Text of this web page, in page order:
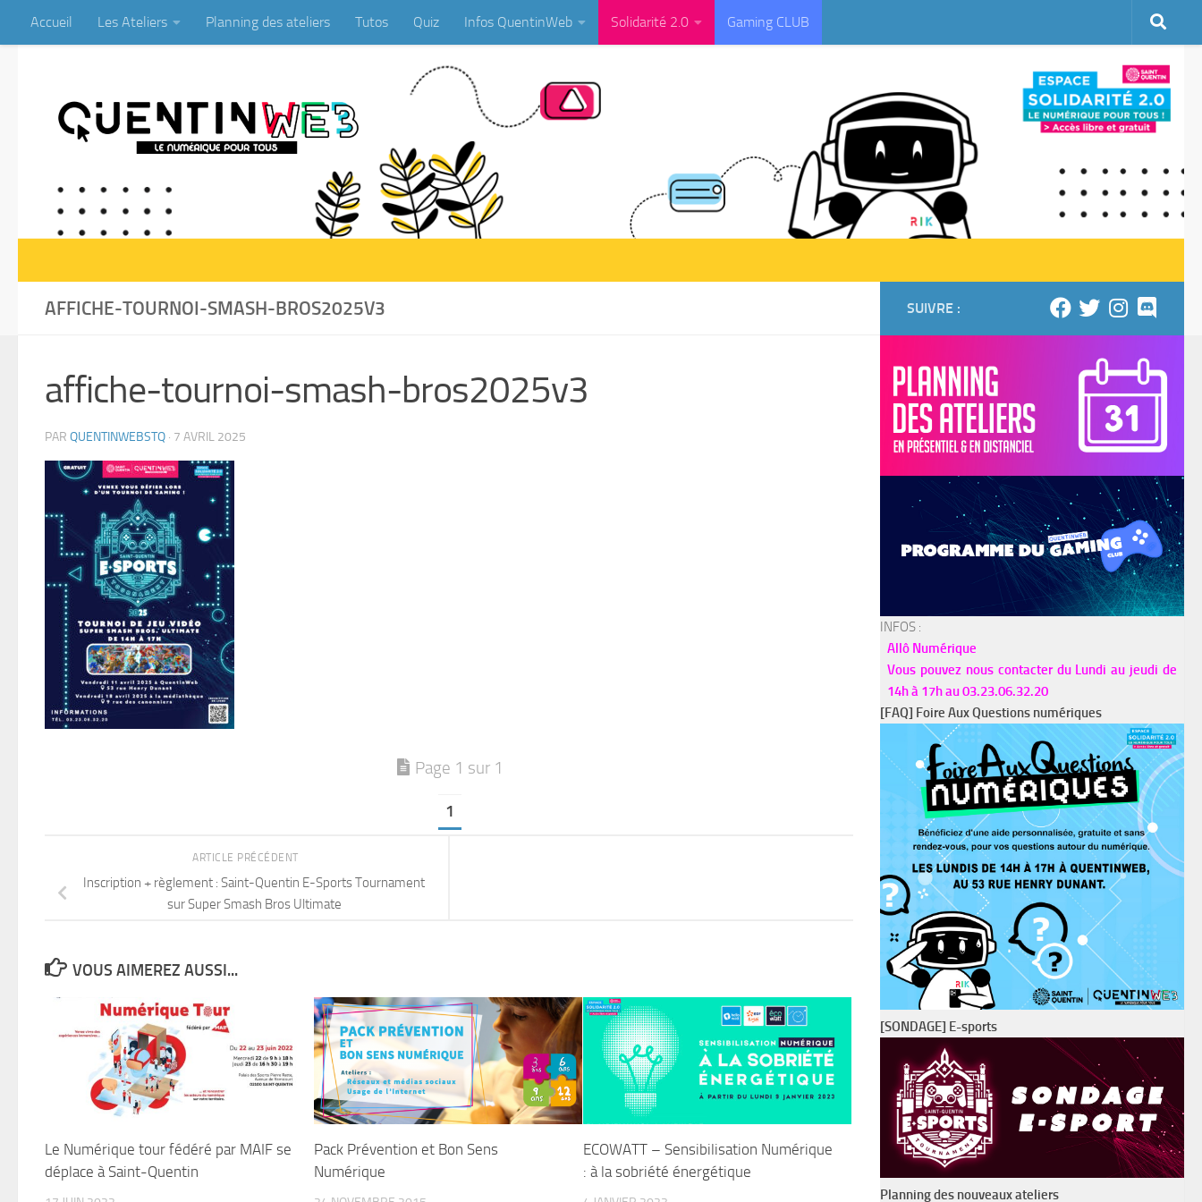
Skip to content
Accueil Les Ateliers Planning des ateliers Tutos Quiz Infos QuentinWeb Solidarité 2.0 Gaming CLUB
AFFICHE-TOURNOI-SMASH-BROS2025V3
affiche-tournoi-smash-bros2025v3
PAR QUENTINWEBSTQ · 7 AVRIL 2025
Page 1 sur 1
1
ARTICLE PRÉCÉDENT
Inscription + règlement : Saint-Quentin E-Sports Tournament
sur Super Smash Bros Ultimate
VOUS AIMEREZ AUSSI...
Le Numérique tour fédéré par MAIF se
déplace à Saint-Quentin
Pack Prévention et Bon Sens
Numérique
ECOWATT – Sensibilisation Numérique
: à la sobriété énergétique
SUIVRE :
INFOS :
Allô Numérique
Vous pouvez nous contacter du Lundi au jeudi de
14h à 17h au 03.23.06.32.20
[FAQ] Foire Aux Questions numériques
[SONDAGE] E-sports
Planning des nouveaux ateliers